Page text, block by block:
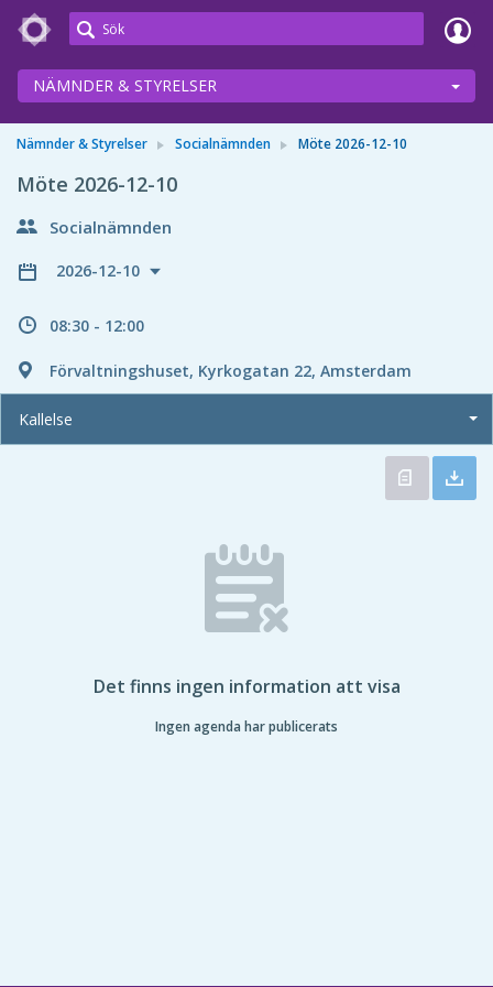
Meetings+
NÄMNDER & STYRELSER
Nämnder & Styrelser Socialnämnden Möte 2026-12-10
Möte 2026-12-10
Socialnämnden
2026-12-10
08:30 - 12:00
Förvaltningshuset, Kyrkogatan 22, Amsterdam
Kallelse
Det finns ingen information att visa
Ingen agenda har publicerats